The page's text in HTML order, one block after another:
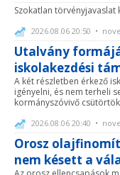
Szokatlan törvényjavaslat
2026.08.06 20:50 •
Utalvány
iskolakezdési
A két részletben érkező
igényelni, és nem terheli
kormányszóvivő
2026.08.06 20:40 •
Orosz
nem késett a